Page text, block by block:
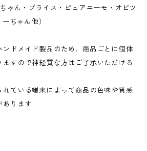
ゃん・ブライス・ピュアニーモ・オビツ
ちゃん他）
ンドメイド製品のため、商品ごとに個体
すので神経質な方はご了承いただける
れている端末によって商品の色味や質感
あります